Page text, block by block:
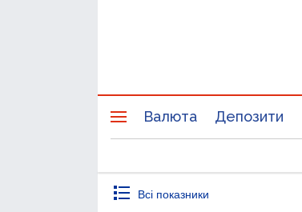
Валюта Депозити
Всі показники